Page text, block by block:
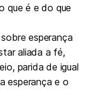
que é e do que
esperança
aliada a fé,
parida de igual
esperança e o